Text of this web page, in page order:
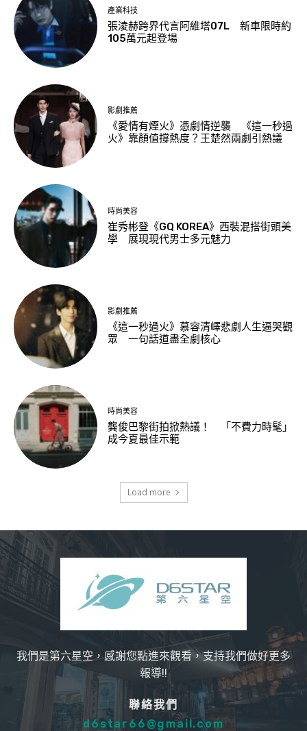
產業科技
張淩赫跨界代言阿維塔07L 新車限時約
105萬元起登場
影劇推薦
《愛情有煙火》憑劇情逆襲 《這一秒過
火》靠顏值撐熱度？王楚然兩劇引熱議
時尚美容
崔秀彬登《GQ KOREA》西裝混搭街頭美
學 展現現代男士多元魅力
影劇推薦
《這一秒過火》慕容清嶧悲劇人生逼哭觀
眾 一句話道盡全劇核心
時尚美容
龔俊巴黎街拍掀熱議！ 「不費力時髦」
成今夏最佳示範
Load more
我們是第六星空，感謝您點進來觀看，支持我們做好更多
報導!!
聯絡我們
d6star66@gmail.com